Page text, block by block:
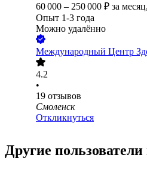
60 000 – 250 000 ₽ за месяц,
Опыт 1-3 года
Можно удалённо
Международный Центр
4.2
•
19 отзывов
Смоленск
Откликнуться
Другие